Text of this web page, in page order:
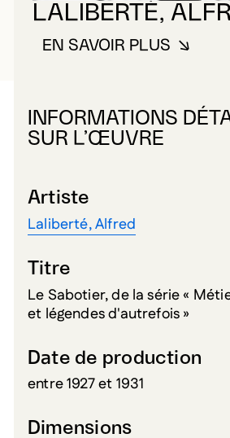
LALIBERTÉ,
EN SAVOIR PLUSÀ PROPOS DE
INFORMATIONS
SUR L’ŒUVRE
Artiste
Laliberté, Alfred
Titre
Le Sabotier, de la série «
et légendes d'autrefois »
Date de production
entre 1927 et 1931
Dimensions